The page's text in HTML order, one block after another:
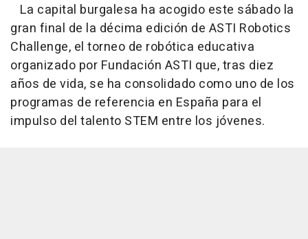
La capital burgalesa ha acogido este sábado la
gran final de la décima edición de ASTI Robotics
Challenge, el torneo de robótica educativa
organizado por Fundación ASTI que, tras diez
años de vida, se ha consolidado como uno de los
programas de referencia en España para el
impulso del talento STEM entre los jóvenes.